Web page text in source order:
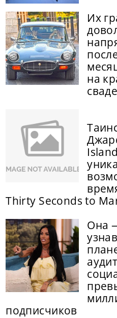
Их
на
Thirty Seconds to
Она
подписчиков